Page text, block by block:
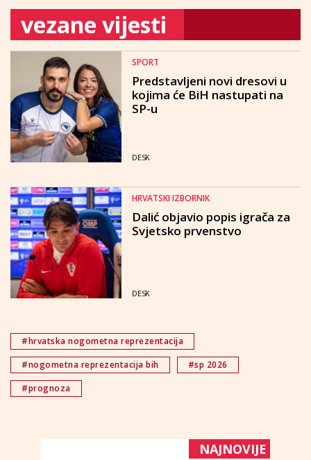
vezane vijesti
SPORT
Predstavljeni novi dresovi u
kojima će BiH nastupati na
SP-u
DESK
HRVATSKI IZBORNIK
Dalić objavio popis igrača za
Svjetsko prvenstvo
DESK
#hrvatska nogometna reprezentacija
#nogometna reprezentacija bih
#sp 2026
#prognoza
NAJNOVIJE